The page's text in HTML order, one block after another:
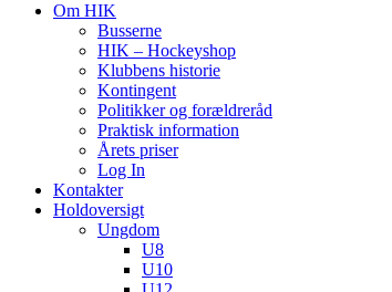
Om HIK
Busserne
HIK – Hockeyshop
Klubbens historie
Kontingent
Politikker og forældreråd
Praktisk information
Årets priser
Log In
Kontakter
Holdoversigt
Ungdom
U8
U10